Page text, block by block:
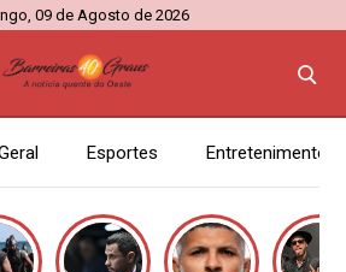
09 de Agosto de 2026
Esportes Entretenimento